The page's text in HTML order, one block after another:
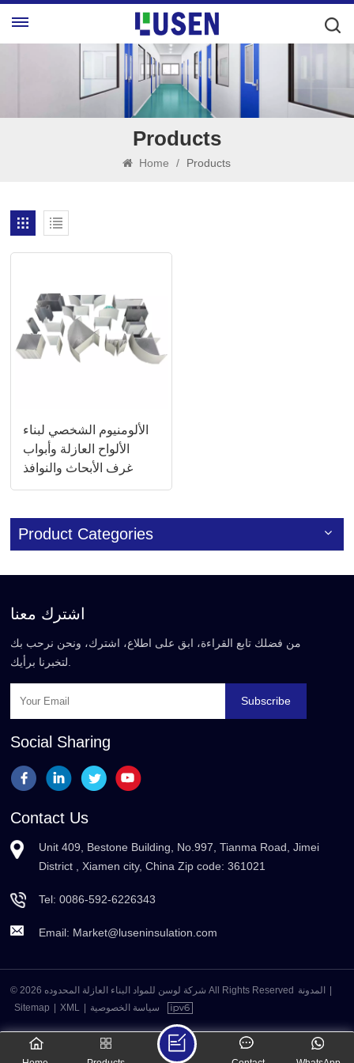
Products
Home / Products
الألومنيوم الشخصي لبناء
الألواح العازلة وأبواب
غرف الأبحاث والنوافذ
Product Categories
اشترك معنا
من فضلك تابع القراءة، ابق على اطلاع، اشترك، ونحن نرحب بك
لتخبرنا برأيك.
Subscribe
Social Sharing
Contact Us
Unit 409, Bestone Building, No.997, Tianma Road, Jimei
District , Xiamen city, China Zip code: 361021
Tel:0086-592-6226343
Email: Market@luseninsulation.com
© 2026 شركة لوسن للمواد البناء العازلة المحدوده All Rights Reserved المدونة
Sitemap
XML سياسة الخصوصية